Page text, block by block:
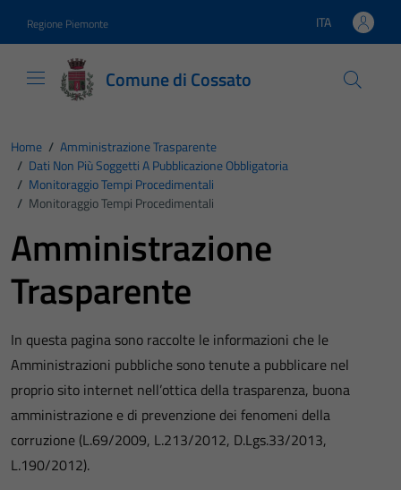
Regione Piemonte Lingua attiva:
ITA
Comune di Cossato
Home / Amministrazione Trasparente
/ Dati Non Più Soggetti A Pubblicazione Obbligatoria
/ Monitoraggio Tempi Procedimentali
/ Monitoraggio Tempi Procedimentali
Amministrazione
Trasparente
In questa pagina sono raccolte le informazioni che le
Amministrazioni pubbliche sono tenute a pubblicare nel
proprio sito internet nell’ottica della trasparenza, buona
amministrazione e di prevenzione dei fenomeni della
corruzione (L.69/2009, L.213/2012, D.Lgs.33/2013,
L.190/2012).